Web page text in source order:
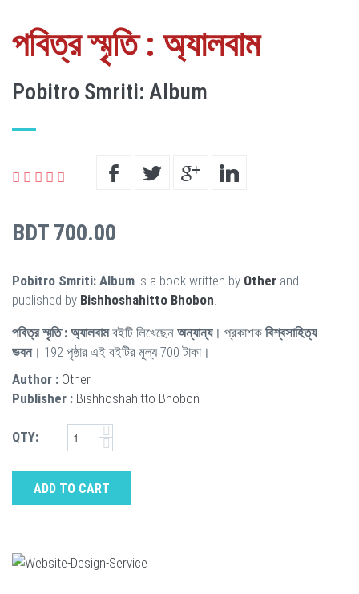
পবিত্র স্মৃতি : অ্যালবাম
Pobitro Smriti: Album
BDT 700.00
Pobitro Smriti: Album is a book written by Other and
published by Bishhoshahitto Bhobon
পবিত্র স্মৃতি : অ্যালবামবইটি লিখেছেন অন্যান্য। প্রকাশক বিশ্বসাহিত্য
ভবন। 192 পৃষ্ঠার এই বইটির মূল্য 700 টাকা।
Author : Other
Publisher : Bishhoshahitto Bhobon
QTY:
ADD TO CART